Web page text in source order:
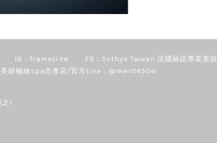
IG：framesi.tw FB：Sothys Taiwan 法國蘇緹專業美容
妍極緻spa忠孝店/官方Line：@mwr0450w
1